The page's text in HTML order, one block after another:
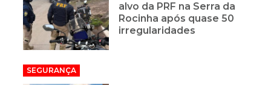
alvo da PRF na Serra da
Rocinha após quase 50
irregularidades
SEGURANÇA